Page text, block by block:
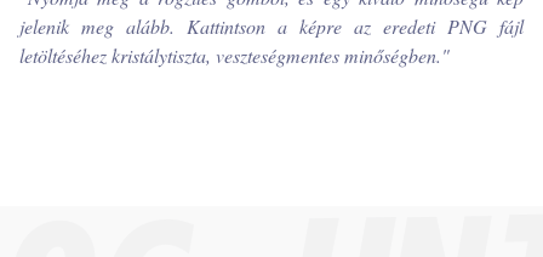
jelenik meg alább. Kattintson a képre az eredeti PNG fájl
letöltéséhez kristálytiszta, veszteségmentes minőségben."